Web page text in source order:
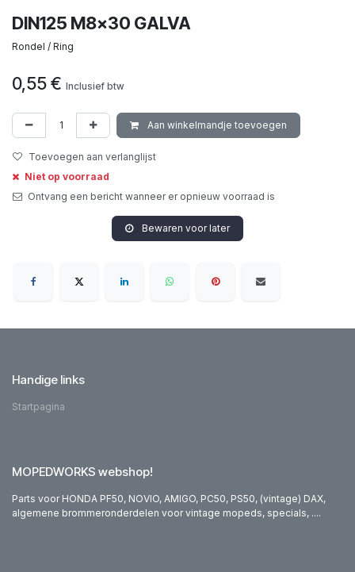
DIN125 M8x30 GALVA
Rondel / Ring
0,55€ Inclusief btw
Aan winkelmandje toevoegen
Toevoegen aan verlanglijst
Niet op voorraad
Ontvang een bericht wanneer er opnieuw voorraad is
Bewaren voor later
Handige links
Startpagina
MOPEDWORKS webshop!
Parts voor HONDA PF50, NOVIO, AMIGO, PC50, PS50, (vintage) DAX,
algemene brommeronderdelen voor vintage mopeds, specials, ....